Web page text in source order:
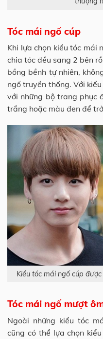
Tóc mái ngố cúp
Khi lựa chọn kiểu tóc mái
chia tóc đều sang 2 bên
bồng bềnh tự nhiên,
ngố truyền thống. Với
với những bộ trang phục
trắng hoặc màu đen để
Kiểu tóc mái ngố cúp
Tóc mái ngố mượt
Ngoài những kiểu tóc
cũng có thể lựa chọn